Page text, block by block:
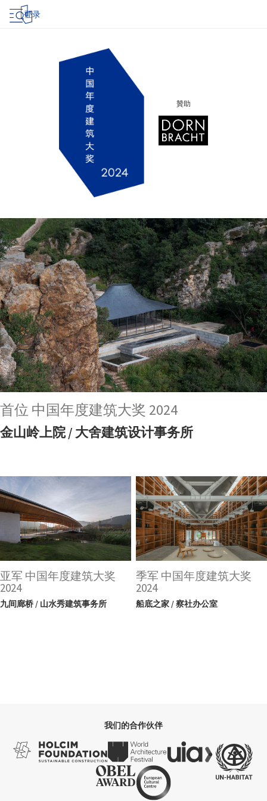
登录
贊助
首位 中国年度建筑大奖 2024
金山岭上院 / 大舍建筑设计事务所
亚军 中国年度建筑大奖
2024
九间廊桥 / 山水秀建筑事务所
季军 中国年度建筑大奖
2024
船底之家 / 察社办公室